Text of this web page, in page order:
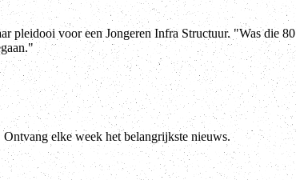
pleidooi voor een Jongeren Infra Structuur. "Was die
Ontvang elke week het belangrijkste nieuws.